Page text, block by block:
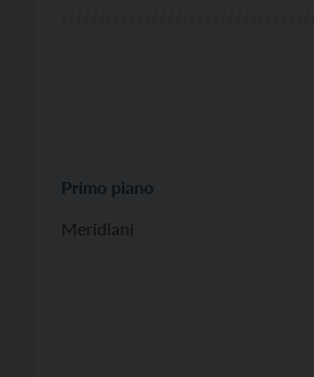
Primo piano
Meridiani